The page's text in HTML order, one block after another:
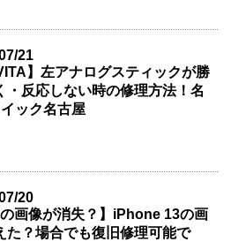
21
】左アナログスティックが勝
・反応しない時の修理方法！名
ック名古屋
20
の画像が消失？】iPhone 13の画
た？場合でも復旧修理可能で